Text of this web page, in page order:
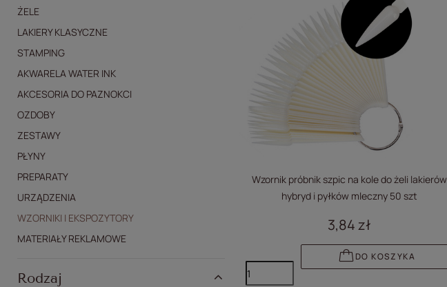
ŻELE
LAKIERY KLASYCZNE
STAMPING
AKWARELA WATER INK
AKCESORIA DO PAZNOKCI
OZDOBY
ZESTAWY
PŁYNY
PREPARATY
URZĄDZENIA
WZORNIKI I EKSPOZYTORY
MATERIAŁY REKLAMOWE
Rodzaj
Wzornik próbnik szpic na kole do żeli lakierów
hybryd i pyłków mleczny 50 szt
3,84 zł
DO KOSZYKA